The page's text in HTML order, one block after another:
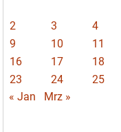
2
3 4
9
10 11
16
17 18
23
24 25
« Jan
Mrz »